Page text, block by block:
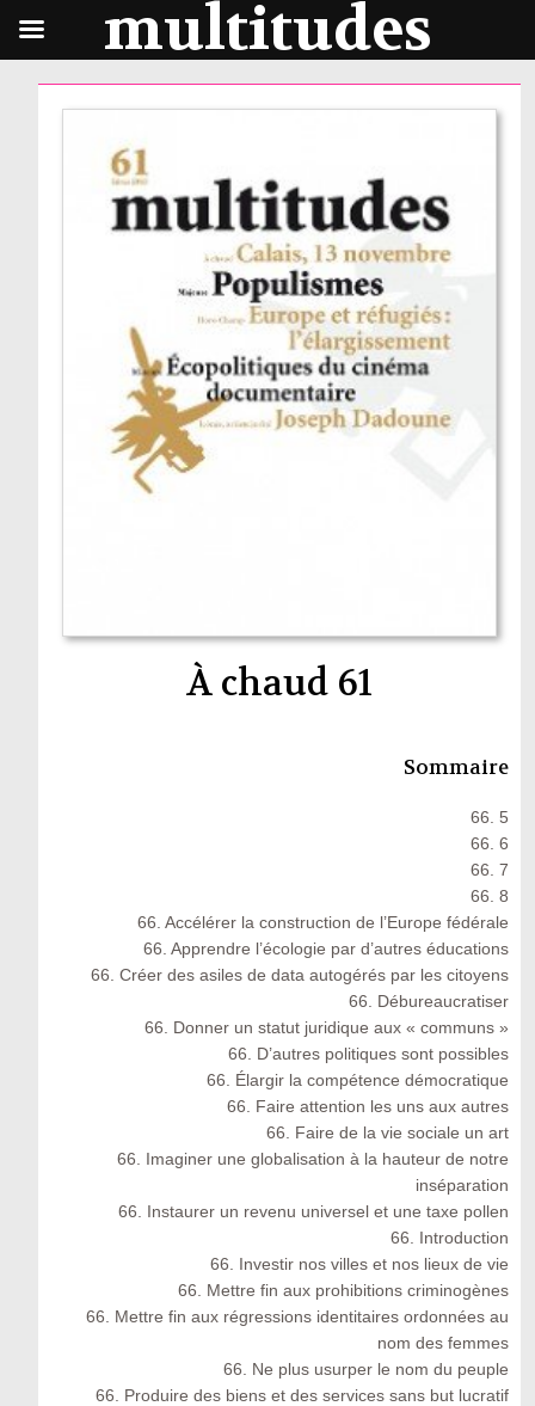
À chaud 61
Sommaire
66. 5
66. 6
66. 7
66. 8
66. Accélérer la construction de l’Europe fédérale
66. Apprendre l’écologie par d’autres éducations
66. Créer des asiles de data autogérés par les citoyens
66. Débureaucratiser
66. Donner un statut juridique aux « communs »
66. D’autres politiques sont possibles
66. Élargir la compétence démocratique
66. Faire attention les uns aux autres
66. Faire de la vie sociale un art
66. Imaginer une globalisation à la hauteur de notre
inséparation
66. Instaurer un revenu universel et une taxe pollen
66. Introduction
66. Investir nos villes et nos lieux de vie
66. Mettre fin aux prohibitions criminogènes
66. Mettre fin aux régressions identitaires ordonnées au
nom des femmes
66. Ne plus usurper le nom du peuple
66. Produire des biens et des services sans but lucratif
multitudes